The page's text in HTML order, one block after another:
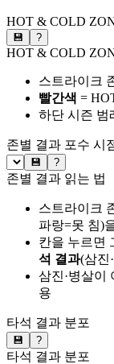
HOT & COLD
💾 ?
HOT & COLD
스트라이크
빨간색 =
하단 시즌 범
존별 결과 포수 시
💾 ?
존별 결과 읽는 법
스트라이크
파랑=못 침)
칸을 누르면
석 결과(삼진
삼진·병살이
용
타석 결과 분포
💾 ?
타석 결과 분포